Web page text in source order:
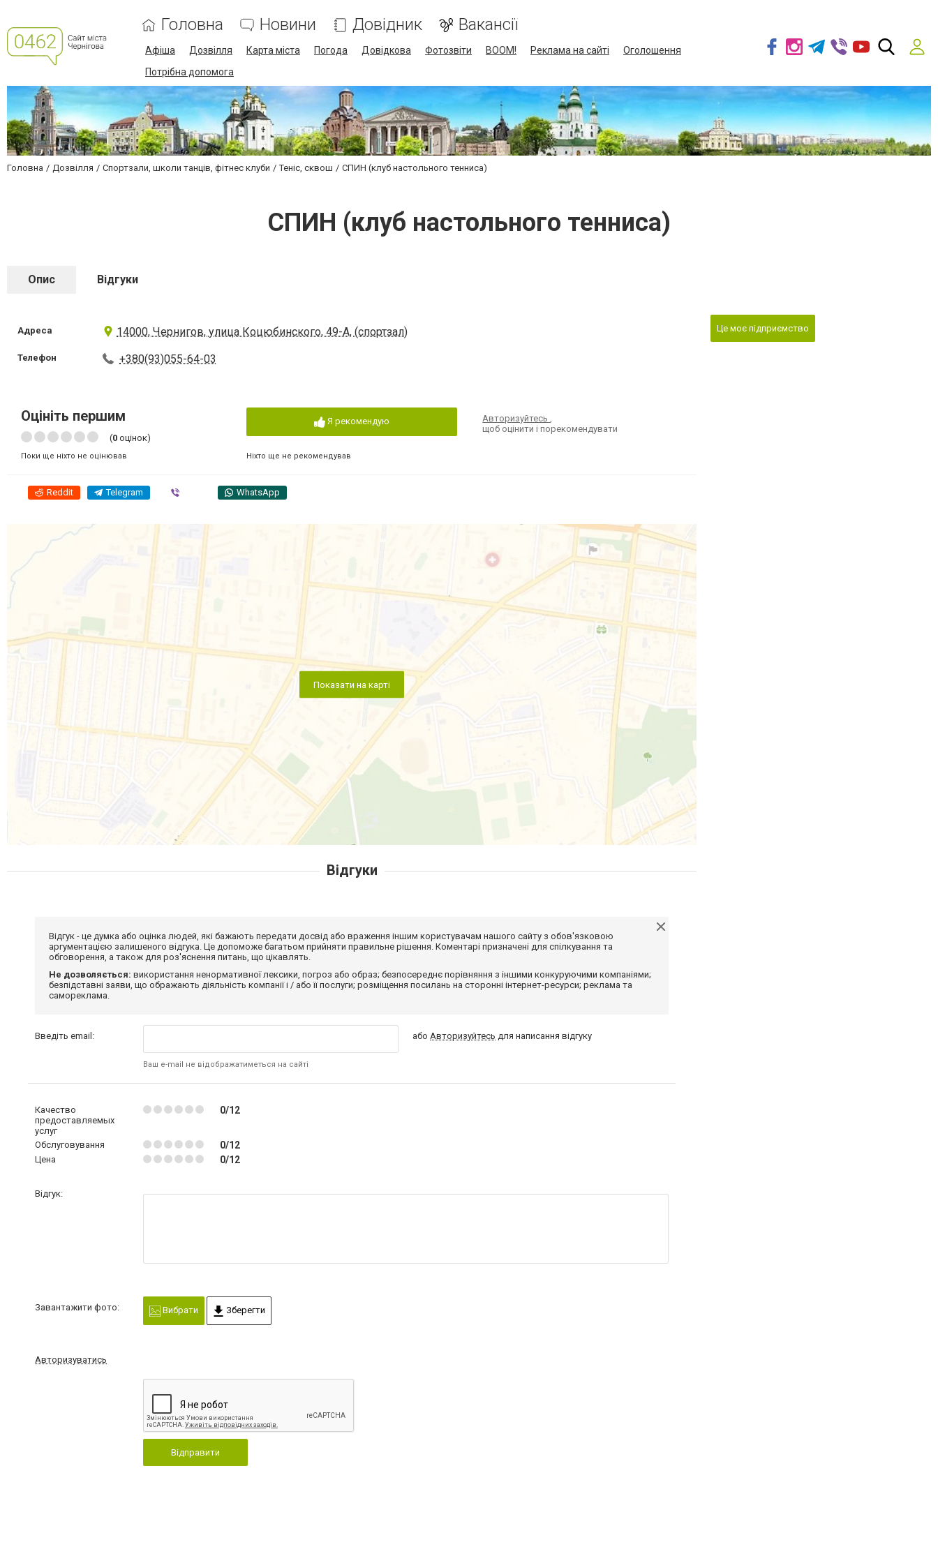
Головна Новини Довідник Вакансії
Афіша Дозвілля Карта міста Погода Довідкова Фотозвіти BOOM! Реклама на сайті
Оголошення
Потрібна допомога
Головна Дозвілля Спортзали, школи танців, фітнес клуби Теніс, сквош СПИН (клуб настольного тенниса)
СПИН (клуб настольного тенниса)
Опис Відгуки
Адреса 14000, Чернигов, улица Коцюбинского, 49-А, (спортзал)
Телефон +380(93)055-64-03
Оцініть першим
(0 оцінок)
Поки ще ніхто не оцінював
Я рекомендую
Ніхто ще не рекомендував
Авторизуйтесь,
щоб оцінити і порекомендувати
Reddit Telegram WhatsApp
Показати на карті
Це моє підприємство
Відгуки
Відгук - це думка або оцінка людей, які бажають передати досвід або враження іншим користувачам нашого сайту з обов'язковою
аргументацією залишеного відгука. Це допоможе багатьом прийняти правильне рішення. Коментарі призначені для спілкування та
обговорення, а також для роз'яснення питань, що цікавлять.
Не дозволяється: використання ненормативної лексики, погроз або образ; безпосереднє порівняння з іншими конкуруючими компаніями;
безпідставні заяви, що ображають діяльність компанії і / або її послуги; розміщення посилань на сторонні інтернет-ресурси; реклама та
самореклама.
Введіть email:
Ваш e-mail не відображатиметься на сайті
абоАвторизуйтесь для написання відгуку
Качество
предоставляемых
услуг
0/12
Обслуговування 0/12
Цена 0/12
Відгук:
Завантажити фото: Вибрати Зберегти
Авторизуватись
Відправити